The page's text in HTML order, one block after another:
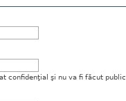
confidenţial şi nu va fi făcut public.